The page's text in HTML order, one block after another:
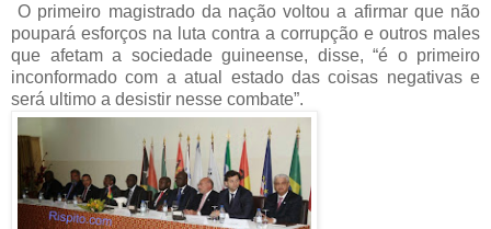
O primeiro magistrado da nação voltou a afirmar que não
poupará esforços na luta contra a corrupção e outros males
que afetam a sociedade guineense, disse, “é o primeiro
inconformado com a atual estado das coisas negativas e
será ultimo a desistir nesse combate”.